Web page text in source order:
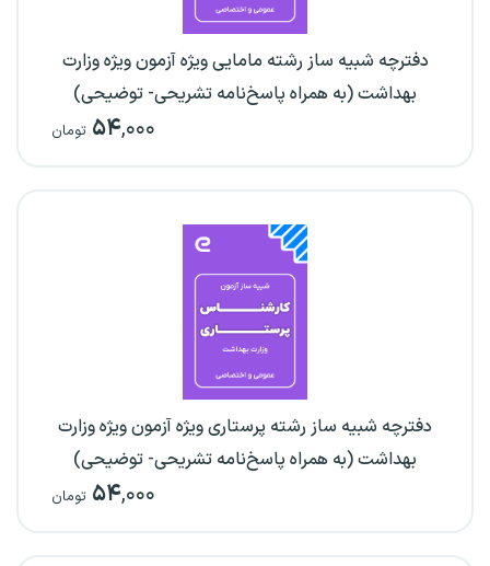
دفترچه شبیه ساز رشته مامایی ویژه آزمون ویژه وزارت
بهداشت (به همراه پاسخ‌نامه تشریحی- توضیحی)
۵۴,۰۰۰ تومان
دفترچه شبیه ساز رشته پرستاری ویژه آزمون ویژه وزارت
بهداشت (به همراه پاسخ‌نامه تشریحی- توضیحی)
۵۴,۰۰۰ تومان